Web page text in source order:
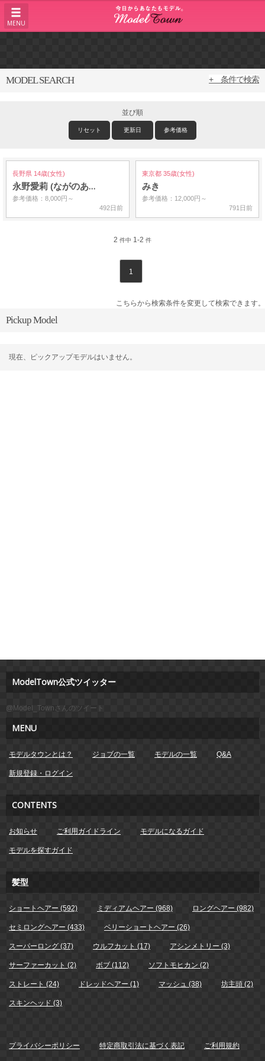
MENU
MODEL SEARCH + 条件で検索
並び順
リセット 更新日 参考価格
長野県 14歳(女性)
永野愛莉 (ながのあ…
参考価格：8,000円～
492日前
東京都 35歳(女性)
みき
参考価格：12,000円～
791日前
2 件中 1-2 件
1
こちらから検索条件を変更して検索できます。
Pickup Model
現在、ピックアップモデルはいません。
ModelTown公式ツイッター
@Model_Townさんのツイート
MENU
モデルタウンとは？ ジョブの一覧 モデルの一覧 Q&A
新規登録・ログイン
CONTENTS
お知らせ ご利用ガイドライン モデルになるガイド
モデルを探すガイド
髪型
ショートヘアー (592) ミディアムヘアー (968) ロングヘアー (982)
セミロングヘアー (433) ベリーショートヘアー (26)
スーパーロング (37) ウルフカット (17) アシンメトリー (3)
サーファーカット (2) ボブ (112) ソフトモヒカン (2)
ストレート (24) ドレッドヘアー (1) マッシュ (38) 坊主頭 (2)
スキンヘッド (3)
プライバシーポリシー 特定商取引法に基づく表記 ご利用規約